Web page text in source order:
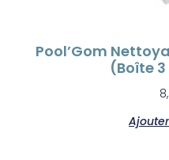
Pool’Gom
(boîte